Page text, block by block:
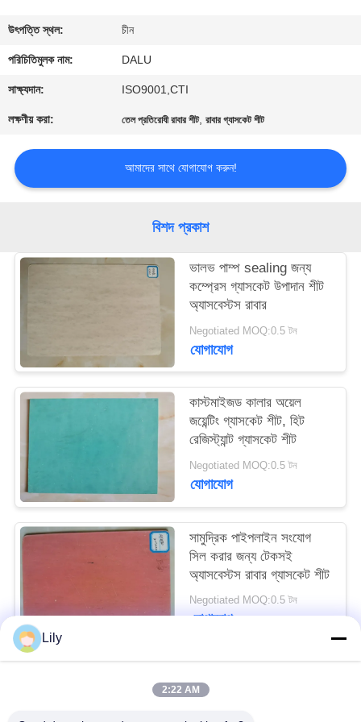
আমাদের
সাথে
যোগাযোগ
করুন
উদ্ধৃতির
আবেদন
সাইট
ম্যাপ
PRIVACY
POLICY
উৎপত্তি স্থল: চীন
পরিচিতিমুলক নাম: DALU
সাক্ষ্যদান: ISO9001,CTI
লক্ষণীয় করা: তেল প্রতিরোধী রাবার শীট,রাবার গ্যাসকেট শীট
আমাদের সাথে যোগাযোগ করুন!
বিশদ প্রকাশ
ভালভ পাম্প sealing জন্য
কম্প্রেস গ্যাসকেট উপাদান শীট
অ্যাসবেস্টস রাবার
Negotiated MOQ:0.5 টন
যোগাযোগ
কাস্টমাইজড কালার অয়েল
জয়েন্টিং গ্যাসকেট শীট, হিট
রেজিস্ট্যান্ট গ্যাসকেট শীট
Negotiated MOQ:0.5 টন
যোগাযোগ
সামুদ্রিক পাইপলাইন সংযোগ
সিল করার জন্য টেকসই
অ্যাসবেস্টস রাবার গ্যাসকেট শীট
Negotiated MOQ:0.5 টন
যোগাযোগ
Lily
2:22 AM